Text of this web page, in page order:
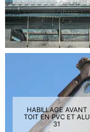
HABILLAGE AVANT
TOIT EN PVC ET ALU
31